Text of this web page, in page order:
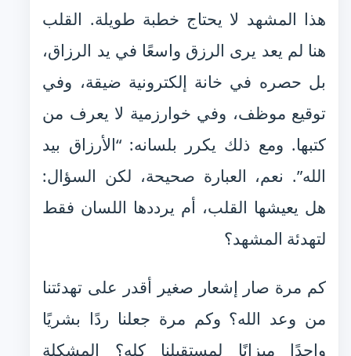
هذا المشهد لا يحتاج خطبة طويلة. القلب
هنا لم يعد يرى الرزق واسعًا في يد الرزاق،
بل حصره في خانة إلكترونية ضيقة، وفي
توقيع موظف، وفي خوارزمية لا يعرف من
كتبها. ومع ذلك يكرر بلسانه: “الأرزاق بيد
الله”. نعم، العبارة صحيحة، لكن السؤال:
هل يعيشها القلب، أم يرددها اللسان فقط
لتهدئة المشهد؟
كم مرة صار إشعار صغير أقدر على تهدئتنا
من وعد الله؟ وكم مرة جعلنا ردًا بشريًا
واحدًا ميزانًا لمستقبلنا كله؟ المشكلة